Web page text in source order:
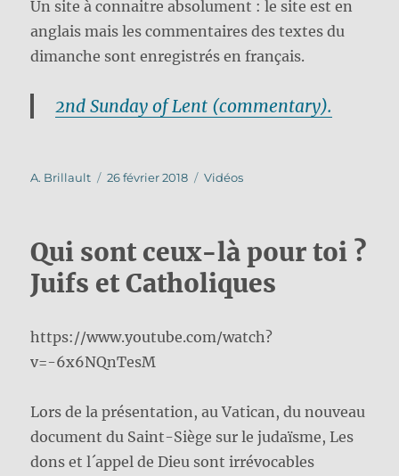
Un site à connaitre absolument : le site est en
anglais mais les commentaires des textes du
dimanche sont enregistrés en français.
2nd Sunday of Lent (commentary).
Auteur
A. Brillault
Publié
26 février 2018 Catégories
Vidéos
Qui sont ceux-là pour toi ?
Juifs et Catholiques
https://www.youtube.com/watch?
v=-6x6NQnTesM
Lors de la présentation, au Vatican, du nouveau
document du Saint-Siège sur le judaïsme, Les
dons et l´appel de Dieu sont irrévocables